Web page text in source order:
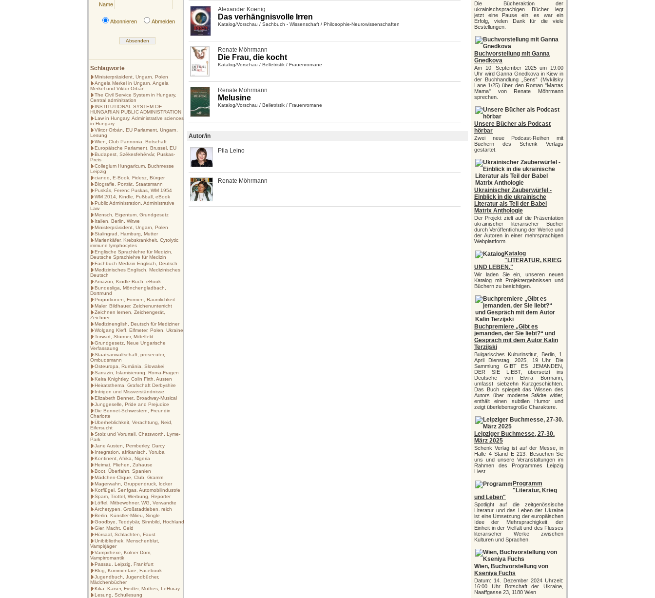
Name
Abonnieren Abmelden
Schlagworte
Ministerpräsident, Ungarn, Polen
Angela Merkel in Ungarn, Angela
Merkel und Viktor Orbán
The Civil Service System in Hungary,
Central adminitration
INSTITUTIONAL SYSTEM OF
HUNGARIAN PUBLIC ADMINISTRATION
Law in Hungary, Administrative sciences
in Hungary
Viktor Orbán, EU Parlament, Ungarn,
Lesung
Wien, Club Pannonia, Botschaft
Europäische Parlament, Brussel, EU
Budapest, Székesfehérvár, Puskas-
Preis
Collegium Hungaricum, Buchmesse
Leipzig
ciando, E-Book, Fidesz, Bürger
Biografie, Porträt, Staatsmann
Puskás, Ferenc Puskas, WM 1954
WM 2014, Kindle, Fußball, eBook
Public Administration, Administrative
Law
Mensch, Eigentum, Grundgesetz
Italien, Berlin, Witwe
Ministerpräsident, Ungarn, Polen
Stalingrad, Hamburg, Mutter
Marienkäfer, Krebskrankheit, Cytolytic
immune lymphocytes
Englische Sprachlehre für Medizin,
Deutsche Sprachlehre für Medizin
Fachbuch Medizin Englisch, Deutsch
Medizinisches Englisch, Medizinisches
Deutsch
Amazon, Kindle-Buch, eBook
Bundesliga, Mönchengladbach,
Dortmund
Proportionen, Formen, Räumlichkeit
Maler, Bildhauer, Zeichenunterricht
Zeichnen lernen, Zeichengerät,
Zeichner
Medizinenglish, Deutsch für Mediziner
Wolgang Kleff, Elfmeter, Polen, Ukraine
Torwart, Stürmer, Mittelfeld
Grundgesetz, Neue Ungarische
Verfassaung
Staatsanwaltschaft, prosecutor,
Ombudsmann
Osteuropa, Rumänia, Slowakei
Sarrazin, Islamisierung, Roma-Fragen
Keira Knightley, Colin Firth, Austen
Heiratsthema, Grafschaft Derbyshire
Intrigen und Missverständnisse
Elizabeth Bennet, Broadway-Musical
Junggeselle, Pride and Prejudice
Die Bennet-Schwestern, Freundin
Charlotte
Überheblichkeit, Verachtung, Neid,
Eifersucht
Stolz und Vorurteil, Chatsworth, Lyme-
Park
Jane Austen, Pemberley, Darcy
Integration, afrikanisch, Yoruba
Kontinent, Afrika, Nigeria
Heimat, Fliehen, Zuhause
Boot, Überfahrt, Spanien
Mädchen-Clique, Club, Gramm
Magerwahn, Gruppendruck, locker
Kotflügel, Senfgas, Automobilindustrie
Spam, Trottel, Werbung, Reporter
Löffel, Mitbewohner, WG, Verwandte
Archetypen, Großstadtleben, reich
Berlin, Künstler-Milieu, Single
Goodbye, Teddybär, Sinnbild, Hochland
Gier, Macht, Geld
Hörsaal, Schlachten, Faust
Unibibliothek, Menschenblut,
Vampirjäger
Vampirhexe, Kölner Dom,
Vampirromantik
Passau. Leipzig, Frankfurt
Blog, Kommentare, Facebook
Jugendbuch, Jugendbücher,
Mädchenbücher
Kika, Kaiser, Fiedler, Mothes, LeHuray
Lesung, Schullesung
Alexander Koenig
Das verhängnisvolle Irren
Katalog/Vorschau / Sachbuch - Wissenschaft / Philosophie-Neurowissenschaften
Renate Möhrmann
Die Frau, die kocht
Katalog/Vorschau / Belletristik / Frauenromane
Renate Möhrmann
Melusine
Katalog/Vorschau / Belletristik / Frauenromane
Autor/in
Piia Leino
Renate Möhrmann
Die Bücheraktion der
ukrainischsprachigen Bücher legt
jetzt eine Pause ein, es war ein
Erfolg, vielen Dank für die viele
Bestellungen.
Buchvorstellung mit Ganna
Gnedkova
Am 10. September 2025 um 19:00
Uhr wird Ganna Gnedkova in Kiew in
der Buchhandlung „Sens” (Mykilsky
Lane 1/25) über den Roman "Martas
Mama" von Renate Möhrmann
sprechen.
Unsere Bücher als Podcast
hörbar
Zwei neue Podcast-Reihen mit
Büchern des Schenk Verlags
gestartet.
Ukrainischer Zauberwürfel -
Einblick in die ukrainische
Literatur als Teil der Babel
Matrix Anthologie
Der Projekt zielt auf die Präsentation
ukrainischer literarischer Bücher
durch Veröffentlichung der Werke und
der Autoren in einer mehrsprachigen
Webplattform.
Katalog
"LITERATUR, KRIEG
UND LEBEN."
Wir laden Sie ein, unseren neuen
Katalog mit Projektergebnissen und
Büchern zu besichtigen.
Buchpremiere „Gibt es
jemanden, der Sie liebt?“ und
Gespräch mit dem Autor Kalin
Terzijski
Bulgarisches Kulturinstitut, Berlin, 1.
April Dienstag, 2025, 19 Uhr. Die
Sammlung GIBT ES JEMANDEN,
DER SIE LIEBT, übersetzt ins
Deutsche von Elvira Bormann,
umfasst siebzehn Kurzgeschichten.
Das Buch spiegelt das Wissen des
Autors über moderne Städte wider,
enthält einen subtilen Humor und
zeigt überlebensgroße Charaktere.
Leipziger Buchmesse, 27-30.
März 2025
Schenk Verlag ist auf der Messe, in
Halle 4 Stand E 213. Besuchen Sie
uns und unsere Veranstaltungen im
Rahmen des Programmes Leipzig
Liest.
Programm
"Literatur, Krieg
und Leben"
Spotlight auf die zeitgenössische
Literatur und das Leben der Ukraine
ist eine Umsetzung der europäischen
Idee der Mehrsprachigkeit, der
Einheit in der Vielfalt und des Flusses
literarischer Werke zwischen
Kulturen und Sprachen.
Wien, Buchvorstellung von
Kseniya Fuchs
Datum: 14. Dezember 2024 Uhrzeit:
16:00 Uhr Botschaft der Ukraine,
Naaffgasse 23, 1180 Wien